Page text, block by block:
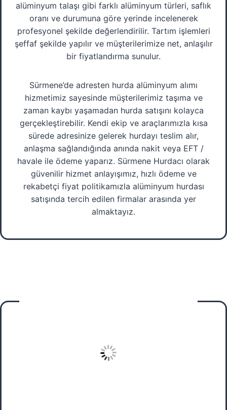
alüminyum talaşı gibi farklı alüminyum türleri, saflık
oranı ve durumuna göre yerinde incelenerek
profesyonel şekilde değerlendirilir. Tartım işlemleri
şeffaf şekilde yapılır ve müşterilerimize net, anlaşılır
bir fiyatlandırma sunulur.
Sürmene’de adresten hurda alüminyum alımı
hizmetimiz sayesinde müşterilerimiz taşıma ve
zaman kaybı yaşamadan hurda satışını kolayca
gerçekleştirebilir. Kendi ekip ve araçlarımızla kısa
sürede adresinize gelerek hurdayı teslim alır,
anlaşma sağlandığında anında nakit veya EFT /
havale ile ödeme yaparız. Sürmene Hurdacı olarak
güvenilir hizmet anlayışımız, hızlı ödeme ve
rekabetçi fiyat politikamızla alüminyum hurdası
satışında tercih edilen firmalar arasında yer
almaktayız.